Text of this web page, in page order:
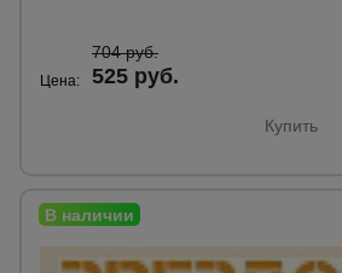
Цена:
704 руб.
525 руб.
Купить